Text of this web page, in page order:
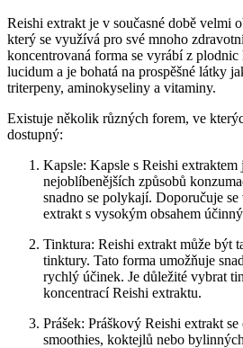
Reishi extrakt je v současné době velmi
který se využívá pro své mnoho
koncentrovaná forma se vyrábí z plodnic
lucidum a je bohatá na prospěšné látky
triterpeny, aminokyseliny a vitaminy.
Existuje několik různých forem, ve
dostupný:
Kapsle: Kapsle s Reishi extraktem
nejoblíbenějších způsobů
snadno se polykají. Doporučuje
extrakt s vysokým obsahem
Tinktura: Reishi extrakt může být
tinktury. Tato forma umožňuje
rychlý účinek. Je důležité vybrat
koncentrací Reishi extraktu.
Prášek: Práškový Reishi extrakt
smoothies, koktejlů nebo